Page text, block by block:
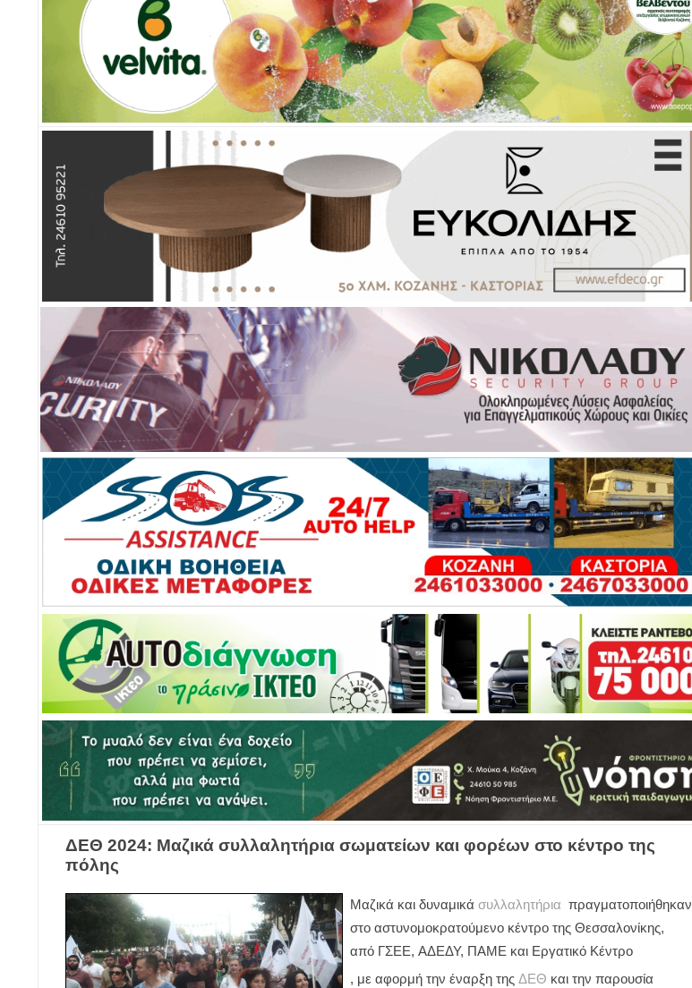
ΔΕΘ 2024: Μαζικά συλλαλητήρια σωματείων και φορέων στο κέντρο της
πόλης
Μαζικά και δυναμικά συλλαλητήρια πραγματοποιήθηκαν
στο αστυνομοκρατούμενο κέντρο της Θεσσαλονίκης,
από ΓΣΕΕ, ΑΔΕΔΥ, ΠΑΜΕ και Εργατικό Κέντρο
, με αφορμή την έναρξη της ΔΕΘ και την παρουσία